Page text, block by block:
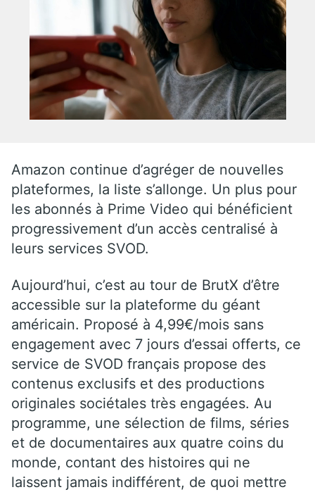
Amazon continue d’agréger de nouvelles
plateformes, la liste s’allonge. Un plus pour
les abonnés à Prime Video qui bénéficient
progressivement d’un accès centralisé à
leurs services SVOD.
Aujourd’hui, c’est au tour de BrutX d’être
accessible sur la plateforme du géant
américain. Proposé à 4,99€/mois sans
engagement avec 7 jours d’essai offerts, ce
service de SVOD français propose des
contenus exclusifs et des productions
originales sociétales très engagées. Au
programme, une sélection de films, séries
et de documentaires aux quatre coins du
monde, contant des histoires qui ne
laissent jamais indifférent, de quoi mettre